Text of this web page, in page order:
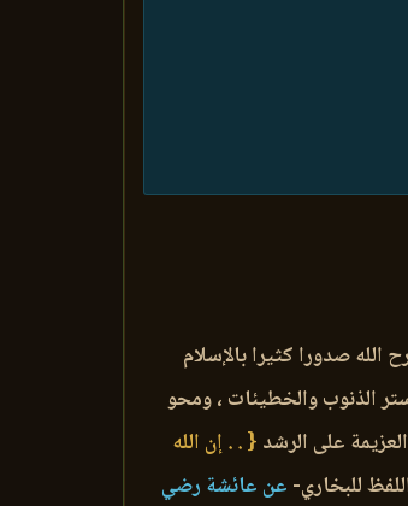
الله صدورا كثيرا بالإسلام
الذنوب والخطيئات ، ومحو
على الرشد { . . إن الله
للبخاري- عن عائشة رضي